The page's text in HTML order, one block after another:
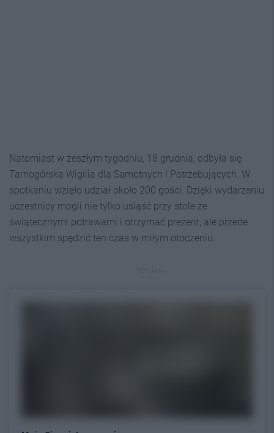
Natomiast w zeszłym tygodniu, 18 grudnia, odbyła się
Tarnogórska Wigilia dla Samotnych i Potrzebujących. W
spotkaniu wzięło udział około 200 gości. Dzięki wydarzeniu
uczestnicy mogli nie tylko usiąść przy stole ze
świątecznymi potrawami i otrzymać prezent, ale przede
wszystkim spędzić ten czas w miłym otoczeniu.